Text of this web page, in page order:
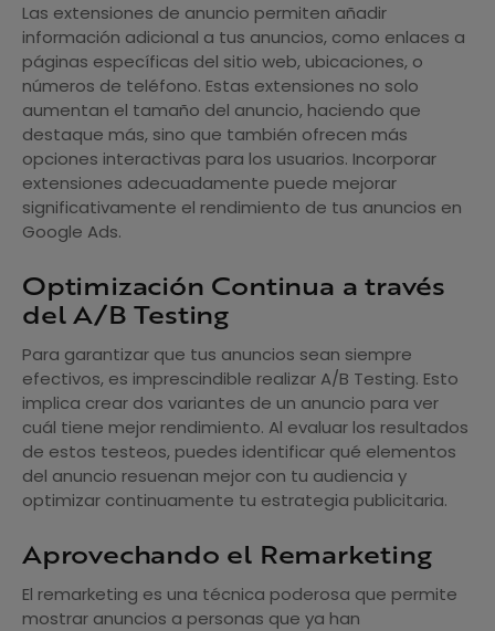
Las extensiones de anuncio permiten añadir
información adicional a tus anuncios, como enlaces a
páginas específicas del sitio web, ubicaciones, o
números de teléfono. Estas extensiones no solo
aumentan el tamaño del anuncio, haciendo que
destaque más, sino que también ofrecen más
opciones interactivas para los usuarios. Incorporar
extensiones adecuadamente puede mejorar
significativamente el rendimiento de tus anuncios en
Google Ads.
Optimización Continua a través
del A/B Testing
Para garantizar que tus anuncios sean siempre
efectivos, es imprescindible realizar A/B Testing. Esto
implica crear dos variantes de un anuncio para ver
cuál tiene mejor rendimiento. Al evaluar los resultados
de estos testeos, puedes identificar qué elementos
del anuncio resuenan mejor con tu audiencia y
optimizar continuamente tu estrategia publicitaria.
Aprovechando el Remarketing
El remarketing es una técnica poderosa que permite
mostrar anuncios a personas que ya han